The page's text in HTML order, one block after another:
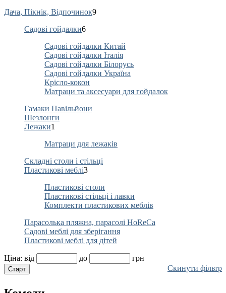
Дача, Пікнік, Відпочинок9
Садові гойдалки6
Садові гойдалки Китай
Садові гойдалки Італія
Садові гойдалки Білорусь
Садові гойдалки Україна
Крісло-кокон
Матраци та аксесуари для гойдалок
Гамаки Павільйони
Шезлонги
Лежаки1
Матраци для лежаків
Складні столи і стільці
Пластикові меблі3
Пластикові столи
Пластикові стільці і лавки
Комплекти пластикових меблів
Парасолька пляжна, парасолі HoReCa
Садові меблі для зберігання
Пластикові меблі для дітей
Ціна: від до
грн
Скинути фільтр